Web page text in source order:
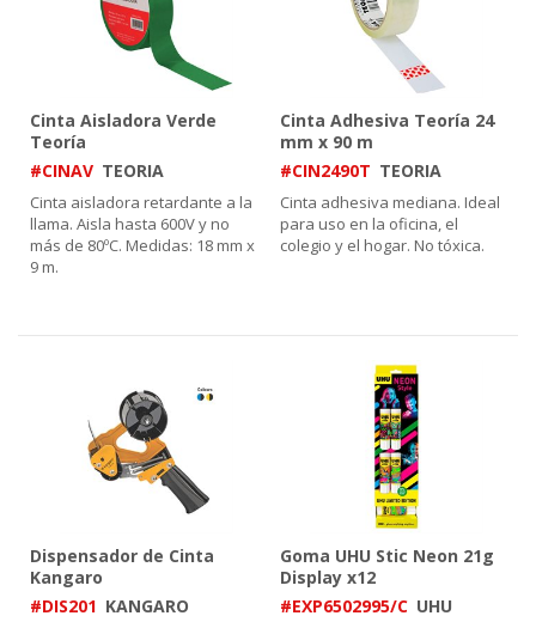
Cinta Aisladora Verde
Teoría
#CINAV TEORIA
Cinta aisladora retardante a la
llama. Aisla hasta 600V y no
más de 80ºC. Medidas: 18 mm x
9 m.
Cinta Adhesiva Teoría 24
mm x 90 m
#CIN2490T TEORIA
Cinta adhesiva mediana. Ideal
para uso en la oficina, el
colegio y el hogar. No tóxica.
Dispensador de Cinta
Kangaro
#DIS201 KANGARO
Goma UHU Stic Neon 21g
Display x12
#EXP6502995/C UHU